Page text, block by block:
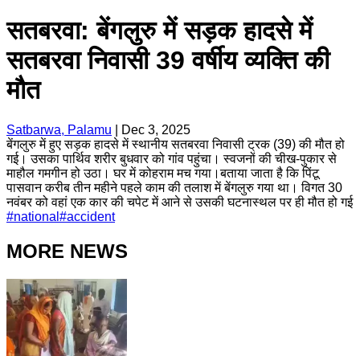
सतबरवा: बेंगलुरु में सड़क हादसे में
सतबरवा निवासी 39 वर्षीय व्यक्ति की
मौत
Satbarwa, Palamu
Dec 3, 2025
बेंगलुरु में हुए सड़क हादसे में स्थानीय सतबरवा निवासी ट्रक (39) की मौत हो
गई। उसका पार्थिव शरीर बुधवार को गांव पहुंचा। स्वजनों की चीख-पुकार से
माहौल गमगीन हो उठा। घर में कोहराम मच गया।बताया जाता है कि पिंटू
पासवान करीब तीन महीने पहले काम की तलाश में बेंगलुरु गया था। विगत 30
नवंबर को वहां एक कार की चपेट में आने से उसकी घटनास्थल पर ही मौत हो गई
#national #accident
MORE NEWS